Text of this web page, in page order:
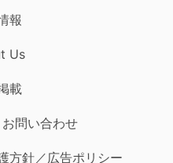
報
Us
載
問い合わせ
方針／広告ポリシー